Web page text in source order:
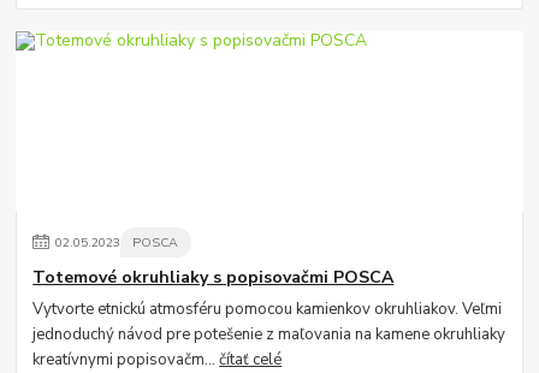
02.05.2023 POSCA
Totemové okruhliaky s popisovačmi POSCA
Vytvorte etnickú atmosféru pomocou kamienkov okruhliakov. Veľmi
jednoduchý návod pre potešenie z maľovania na kamene okruhliaky
kreatívnymi popisovačm...čítať celé